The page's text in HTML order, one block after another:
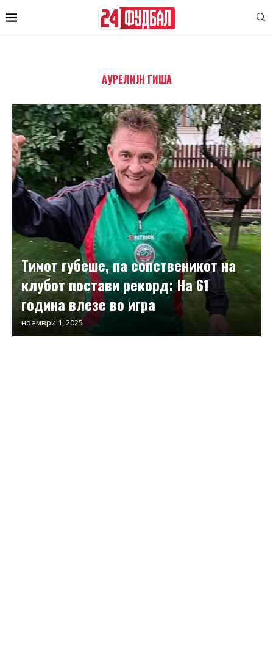
АУРЕЛИЈН ГИША
Тимот губеше, па сопственикот на
клубот постави рекорд: На 61
година влезе во игра
ноември 1, 2025